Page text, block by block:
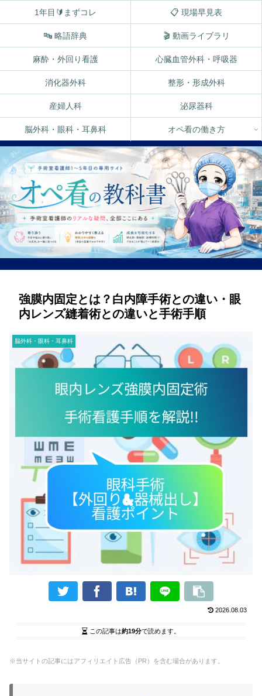
1年目🔰まずコレ 📋 現場早見表
🔤 略語辞典 🎬 動画ライブラリ
麻酔・外回り看護 心臓血管外科・呼吸器
消化器外科 整形・形成外科
産婦人科 泌尿器科
脳外科・眼科・耳鼻科 オペ看の働き方
強膜内固定とは？白内障手術との違い・眼
内レンズ縫着術との違いと手術手順
脳外科・眼科・耳鼻科
2026.08.03
この記事は約19分で読めます。
※当サイトの記事にはアフィリエイト広告（PR）を含む場合があります。